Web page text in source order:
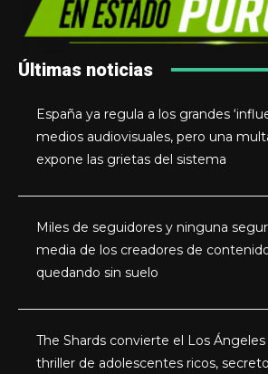
Últimas noticias
España ya regula a los grandes
medios audiovisuales, pero una
expone las grietas del sistema
Miles de seguidores y ninguna
media de los creadores de
quedando sin suelo
The Shards convierte el Los
thriller de adolescentes ricos,